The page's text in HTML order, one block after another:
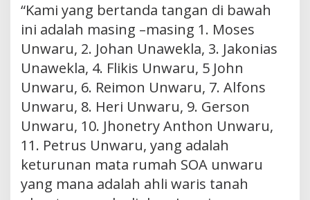
“Kami yang bertanda tangan di bawah
ini adalah masing –masing 1. Moses
Unwaru, 2. Johan Unawekla, 3. Jakonias
Unawekla, 4. Flikis Unwaru, 5 John
Unwaru, 6. Reimon Unwaru, 7. Alfons
Unwaru, 8. Heri Unwaru, 9. Gerson
Unwaru, 10. Jhonetry Anthon Unwaru,
11. Petrus Unwaru, yang adalah
keturunan mata rumah SOA unwaru
yang mana adalah ahli waris tanah